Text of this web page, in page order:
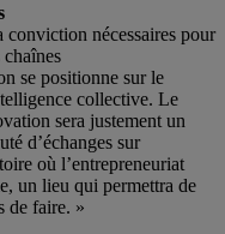
nécessaires pour
se positionne sur le
collective. Le
sera justement un
d’échanges sur
où l’entrepreneuriat
un lieu qui permettra de
de faire. »